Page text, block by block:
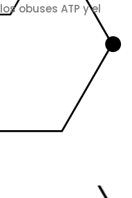
obuses ATP y el